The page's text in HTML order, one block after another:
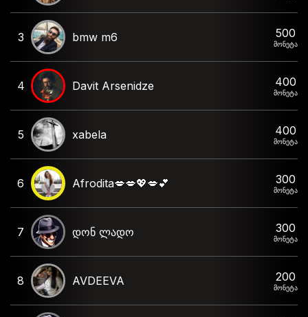
3 bmw m6 500
მონეტა
4 Davit Arsenidze 400
მონეტა
5 xabela 400
მონეტა
6 Afrodita💋💋💖💋💕 300
მონეტა
7 დონ ლადო 300
მონეტა
8 AVDEEVA 200
მონეტა